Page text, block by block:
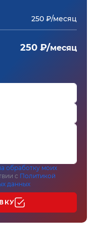
250 ₽/месяц
250 ₽/месяц
обработку моих
с Политикой
данных